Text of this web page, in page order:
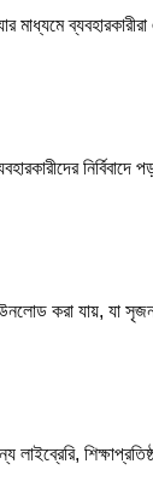
মাধ্যমে
নির্বিবাদে
করা যায়, যা